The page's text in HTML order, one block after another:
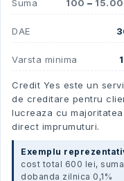
Suma 100 –
DAE
Varsta minima
Credit Yes este un
de creditare pentru
lucreaza cu
direct imprumuturi.
Exemplu
cost total 600 lei,
dobanda zilnica 0,1%